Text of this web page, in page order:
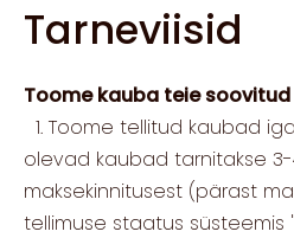
Tarneviisid
Toome kauba teie
1. Toome tellitud kaubad
olevad kaubad tarnitakse
maksekinnitusest (pärast
tellimuse staatus süsteemis